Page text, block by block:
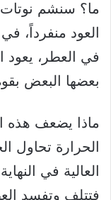
ما؟ سنشم
العود منفرداً،
في العطر، يعود
بعضها البعض
ماذا يضعف هذه
الحرارة تحاول
العالية في
فتتلف وتفسد